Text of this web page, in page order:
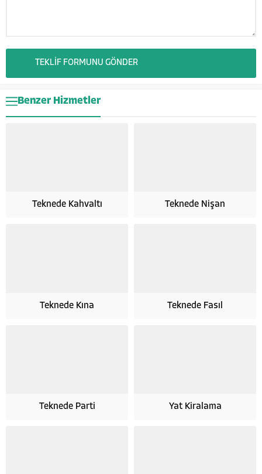
Benzer Hizmetler
Teknede Kahvaltı Teknede Nişan
Teknede Kına Teknede Fasıl
Teknede Parti Yat Kiralama